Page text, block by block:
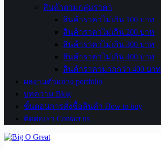
สินค้าตามกลุ่มราคา
สินค้าราคาไม่เกิน 100 บาท
สินค้าราคาไม่เกิน 200 บาท
สินค้าราคาไม่เกิน 300 บาท
สินค้าราคาไม่เกิน 400 บาท
สินค้าราคามากกว่า 400 บาท
ผลงานตัวอย่าง portfolio
บทความ Blog
ขั้นตอนการสั่งซื้อสินค้า How to buy
ติดต่อเรา Contact us